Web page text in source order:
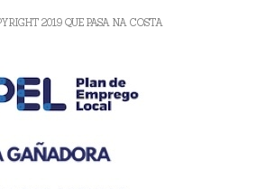
2019 QUE PASA NA COSTA